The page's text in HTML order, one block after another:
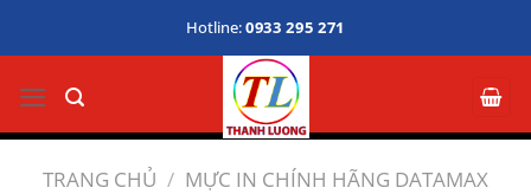
dung
Hotline:0933 295 271
TRANG CHỦ / MỰC IN CHÍNH HÃNG DATAMAX